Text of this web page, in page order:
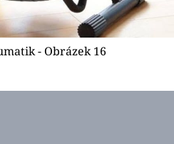
- Obrázek 16